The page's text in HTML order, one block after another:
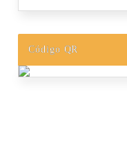
Código QR